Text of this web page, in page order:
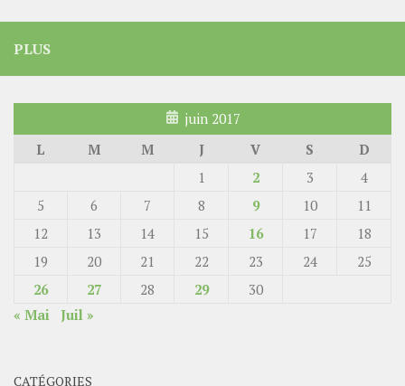
PLUS
juin 2017
L
M M J V S
D
1
2 3
4
5
6 7 8 9 10
11
12
13 14 15 16 17
18
19
20 21 22 23 24
25
26
27 28 29
30
« Mai
Juil »
CATÉGORIES